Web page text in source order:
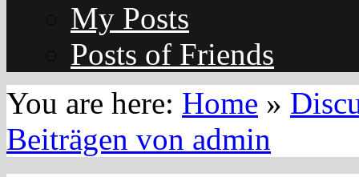
My Posts
Posts of Friends
You are here: Home »
Beiträgen von admin